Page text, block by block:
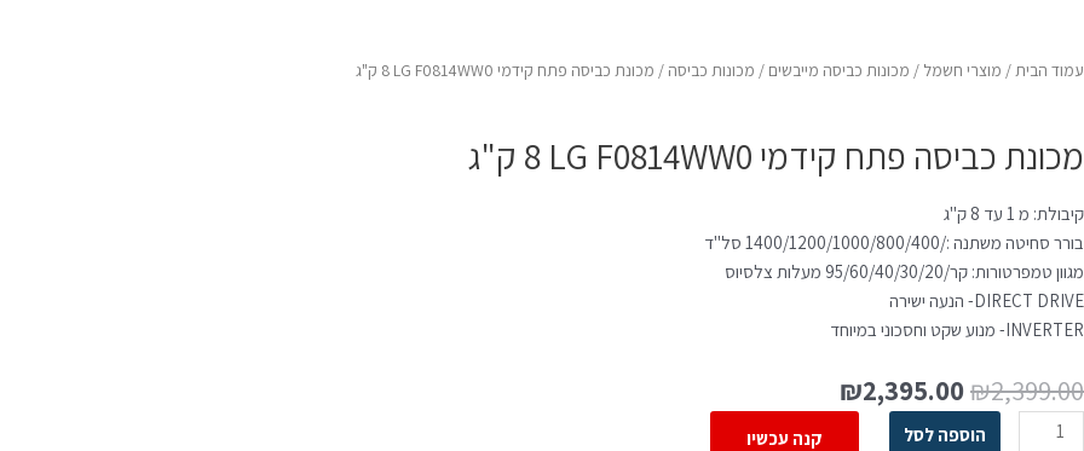
עמוד הבית/ מוצרי חשמל / מכונות כביסה מייבשים / מכונות כביסה / מכונת כביסה פתח קידמי LG F0814WW0 ‏8 ‏ק"ג
מכונת כביסה פתח קידמי LG F0814WW0 ‏8 ‏ק"ג
קיבולת: מ 1 עד 8 ק"ג
בורר סחיטה משתנה :/1400/1200/1000/800/400 סל"ד
מגוון טמפרטורות: קר/95/60/40/30/20 מעלות צלסיוס
DIRECT DRIVE- הנעה ישירה
INVERTER- מנוע שקט וחסכוני במיוחד
₪2,399.00
₪2,395.00
הוספה לסל קנה עכשיו